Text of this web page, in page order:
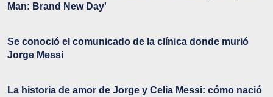
Man: Brand New Day'
Se conoció el comunicado de la clínica donde murió
Jorge Messi
La historia de amor de Jorge y Celia Messi: cómo nació